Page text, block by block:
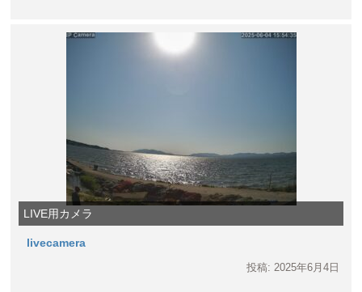
LIVE用カメラ
livecamera
投稿: 2025年6月4日